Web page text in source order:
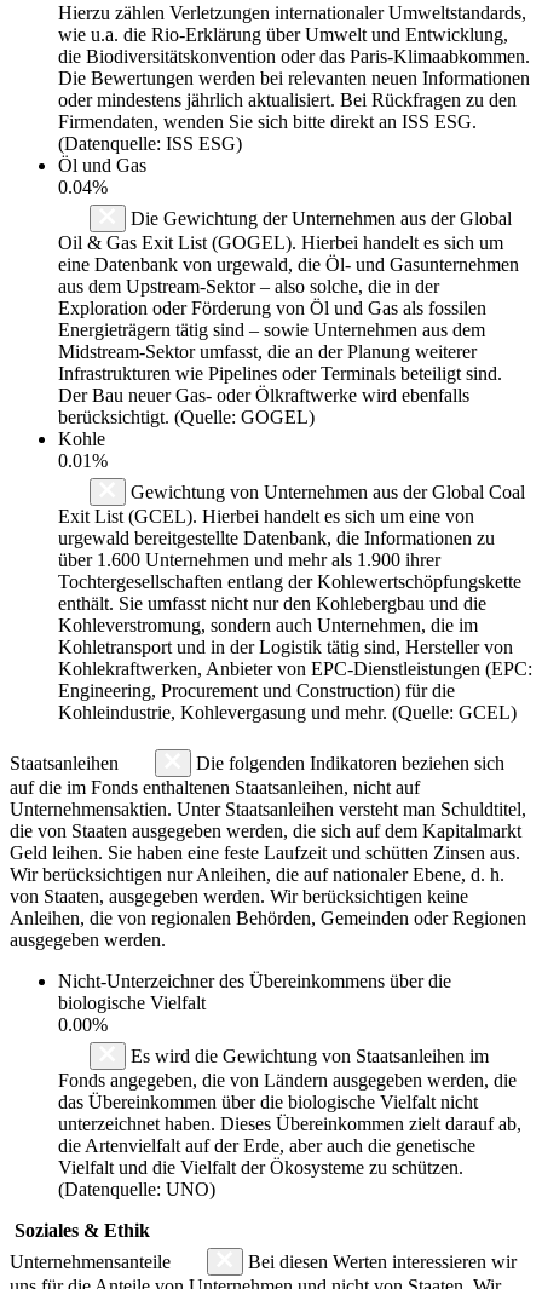
Hierzu zählen Verletzungen internationaler Umweltstandards,
wie u.a. die Rio-Erklärung über Umwelt und Entwicklung,
die Biodiversitätskonvention oder das Paris-Klimaabkommen.
Die Bewertungen werden bei relevanten neuen Informationen
oder mindestens jährlich aktualisiert. Bei Rückfragen zu den
Firmendaten, wenden Sie sich bitte direkt an ISS ESG.
(Datenquelle: ISS ESG)
Öl und Gas
0.04%
Die Gewichtung der Unternehmen aus der Global
Oil & Gas Exit List (GOGEL). Hierbei handelt es sich um
eine Datenbank von urgewald, die Öl- und Gasunternehmen
aus dem Upstream-Sektor – also solche, die in der
Exploration oder Förderung von Öl und Gas als fossilen
Energieträgern tätig sind – sowie Unternehmen aus dem
Midstream-Sektor umfasst, die an der Planung weiterer
Infrastrukturen wie Pipelines oder Terminals beteiligt sind.
Der Bau neuer Gas- oder Ölkraftwerke wird ebenfalls
berücksichtigt. (Quelle: GOGEL)
Kohle
0.01%
Gewichtung von Unternehmen aus der Global Coal
Exit List (GCEL). Hierbei handelt es sich um eine von
urgewald bereitgestellte Datenbank, die Informationen zu
über 1.600 Unternehmen und mehr als 1.900 ihrer
Tochtergesellschaften entlang der Kohlewertschöpfungskette
enthält. Sie umfasst nicht nur den Kohlebergbau und die
Kohleverstromung, sondern auch Unternehmen, die im
Kohletransport und in der Logistik tätig sind, Hersteller von
Kohlekraftwerken, Anbieter von EPC-Dienstleistungen (EPC:
Engineering, Procurement und Construction) für die
Kohleindustrie, Kohlevergasung und mehr. (Quelle: GCEL)
Staatsanleihen
Die folgenden Indikatoren beziehen sich
auf die im Fonds enthaltenen Staatsanleihen, nicht auf
Unternehmensaktien. Unter Staatsanleihen versteht man Schuldtitel,
die von Staaten ausgegeben werden, die sich auf dem Kapitalmarkt
Geld leihen. Sie haben eine feste Laufzeit und schütten Zinsen aus.
Wir berücksichtigen nur Anleihen, die auf nationaler Ebene, d. h.
von Staaten, ausgegeben werden. Wir berücksichtigen keine
Anleihen, die von regionalen Behörden, Gemeinden oder Regionen
ausgegeben werden.
Nicht-Unterzeichner des Übereinkommens über die
biologische Vielfalt
0.00%
Es wird die Gewichtung von Staatsanleihen im
Fonds angegeben, die von Ländern ausgegeben werden, die
das Übereinkommen über die biologische Vielfalt nicht
unterzeichnet haben. Dieses Übereinkommen zielt darauf ab,
die Artenvielfalt auf der Erde, aber auch die genetische
Vielfalt und die Vielfalt der Ökosysteme zu schützen.
(Datenquelle: UNO)
Soziales & Ethik
Unternehmensanteile
Bei diesen Werten interessieren wir